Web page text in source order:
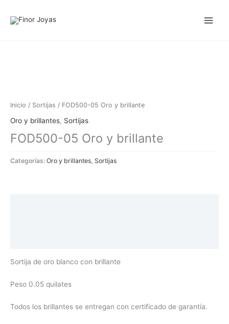
Inicio / Sortijas / FOD500-05 Oro y brillante
Oro y brillantes, Sortijas
FOD500-05 Oro y brillante
Categorías: Oro y brillantes Sortijas
Sortija de oro blanco con brillante
Peso 0.05 quilates
Todos los brillantes se entregan con certificado de garantía.